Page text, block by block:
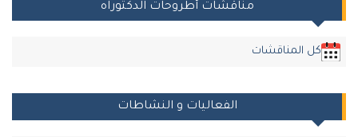
مناقشات أطروحات الدكتوراه
كل المناقشات
الفعاليات و النشاطات